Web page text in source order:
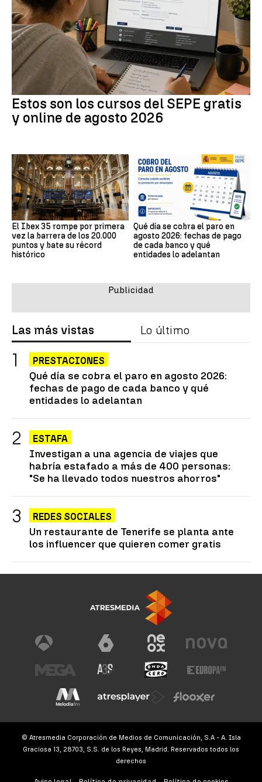
Estos son los cursos del SEPE gratis
y online de agosto 2026
El Ibex 35 rompe por primera
vez la barrera de los 20.000
puntos y bate su récord
histórico
Qué día se cobra el paro en
agosto 2026: fechas de pago
de cada banco y qué
entidades lo adelantan
Las más vistas Lo último
PRESTACIONES
Qué día se cobra el paro en agosto 2026:
fechas de pago de cada banco y qué
entidades lo adelantan
ESTAFA
Investigan a una agencia de viajes que
habría estafado a más de 400 personas:
"Se ha llevado todos nuestros ahorros"
REDES SOCIALES
Un restaurante de Tenerife se planta ante
los influencer que quieren comer gratis
© Atresmedia Corporación de Medios de Comunicación, S.A - A. Isla
Graciosa 13, 28703, S.S. de los Reyes, Madrid. Reservados todos los
derechos